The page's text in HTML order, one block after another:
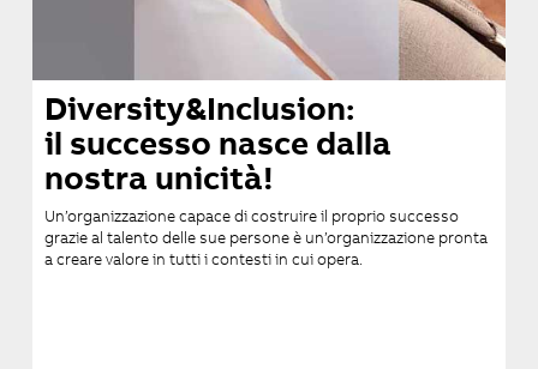
Diversity&Inclusion:
il successo nasce dalla
nostra unicità!
Un’organizzazione capace di costruire il proprio successo
grazie al talento delle sue persone è un’organizzazione pronta
a creare valore in tutti i contesti in cui opera.